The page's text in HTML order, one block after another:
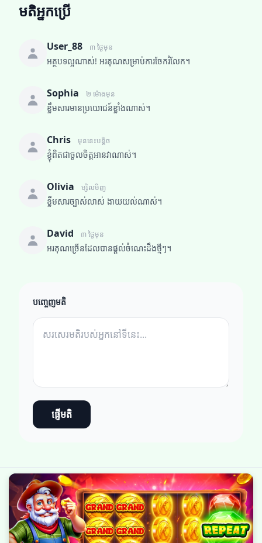
មតិអ្នកប្រើ
User_88 ៣ ថ្ងៃមុន
អត្ថបទល្អណាស់! អរគុណសម្រាប់ការចែករំលែក។
Sophia ២ ម៉ោងមុន
ខ្លឹមសារមានប្រយោជន៍ខ្លាំងណាស់។
Chris មុននេះបន្តិច
ខ្ញុំពិតជាចូលចិត្តអានវាណាស់។
Olivia ម្សិលមិញ
ខ្លឹមសារច្បាស់លាស់ ងាយយល់ណាស់។
David ៣ ថ្ងៃមុន
អរគុណច្រើនដែលបានផ្តល់ចំណេះដឹងថ្មីៗ។
បញ្ចេញមតិ
ផ្ញើមតិ